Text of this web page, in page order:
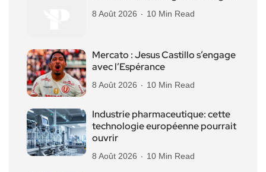
8 Août 2026 10 Min Read
Mercato : Jesus Castillo s’engage
avec l’Espérance
8 Août 2026 10 Min Read
Industrie pharmaceutique: cette
technologie européenne pourrait
ouvrir
8 Août 2026 10 Min Read